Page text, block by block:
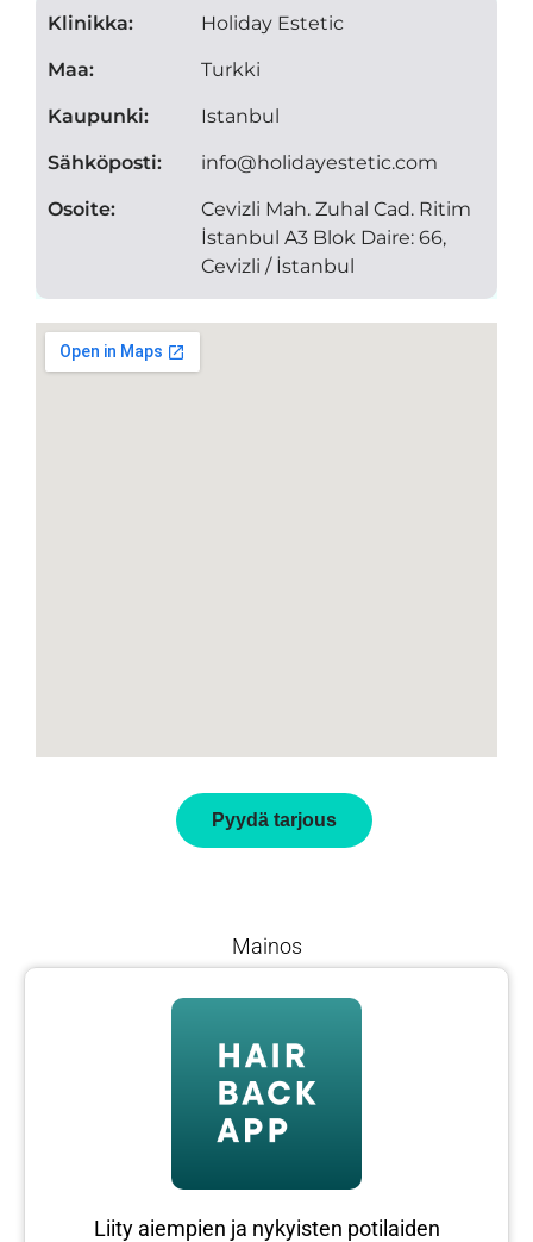
Klinikka:
Maa:
Kaupunki:
Sähköposti:
Osoite:
Holiday Estetic
Turkki
Istanbul
info@holidayestetic.com
Cevizli Mah. Zuhal Cad. Ritim
İstanbul A3 Blok Daire: 66,
Cevizli / İstanbul
Pyydä tarjous
Mainos
Liity aiempien ja nykyisten potilaiden